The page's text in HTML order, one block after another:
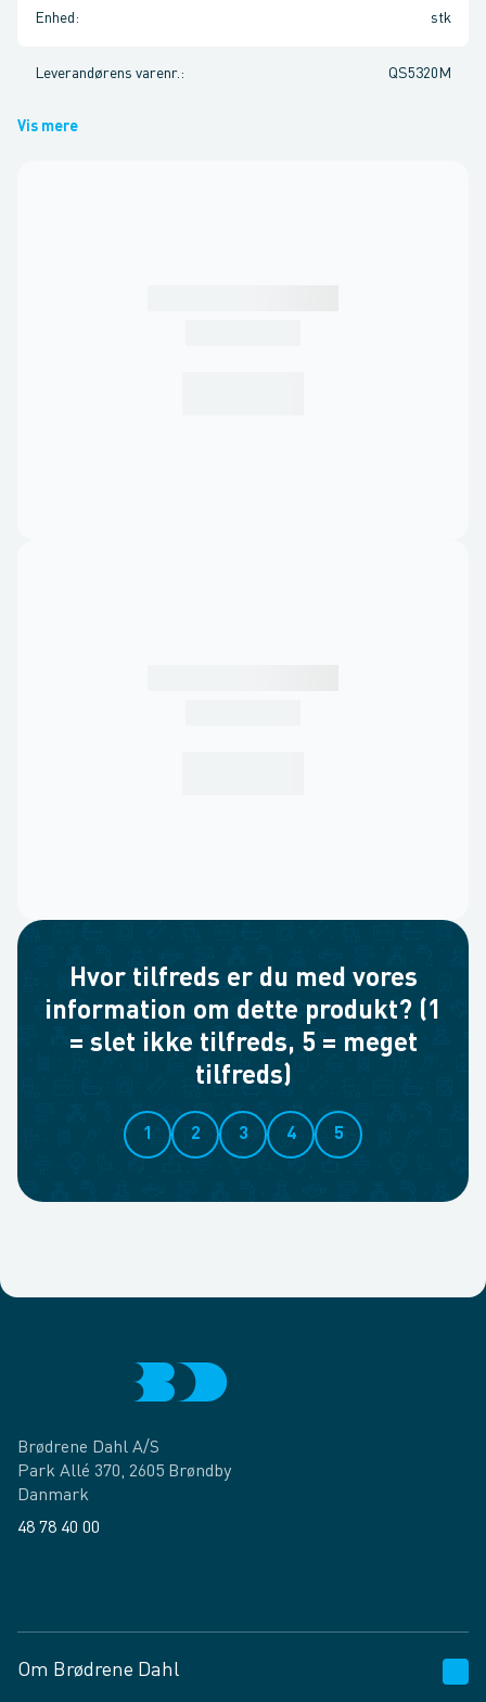
Enhed : stk
Leverandørens varenr. : QS5320M
Vis mere
Hvor tilfreds er du med vores
information om dette produkt? (1
= slet ikke tilfreds, 5 = meget
tilfreds)
1 2 3 4 5
Brødrene Dahl A/S
Park Allé 370, 2605 Brøndby
Danmark
48 78 40 00
Om Brødrene Dahl